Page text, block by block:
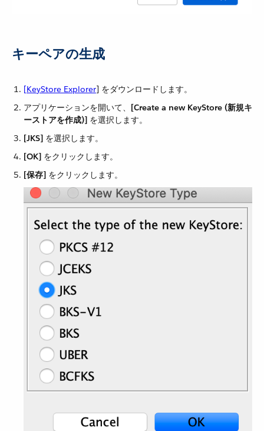
キーペアの生成
[KeyStore Explorer]​ をダウンロードします。
アプリケーションを開いて、​ [Create a new KeyStore (新規キ
ーストアを作成)] ​ を選択します。
[JKS] ​ を選択します。
[OK] ​ をクリックします。
[保存] ​ をクリックします。